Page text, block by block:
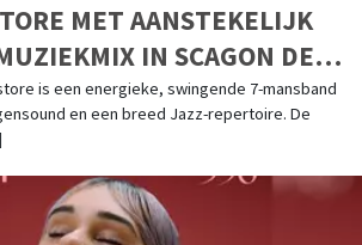
MET AANSTEKELIJK
IN SCAGON DE
is een energieke, swingende 7-mansband
en een breed Jazz-repertoire. De